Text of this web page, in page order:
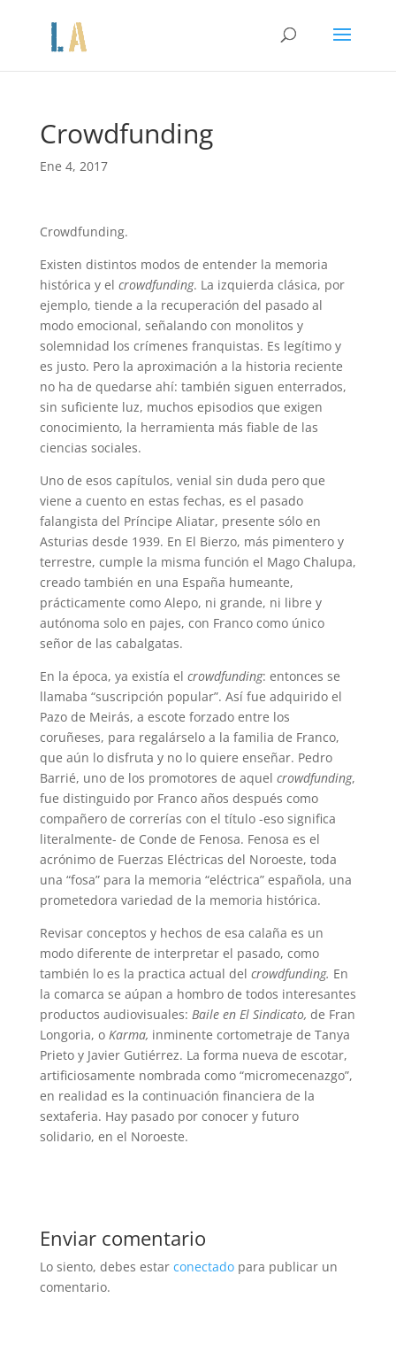
Crowdfunding
Ene 4, 2017
Crowdfunding.
Existen distintos modos de entender la memoria
histórica y el crowdfunding. La izquierda clásica, por
ejemplo, tiende a la recuperación del pasado al
modo emocional, señalando con monolitos y
solemnidad los crímenes franquistas. Es legítimo y
es justo. Pero la aproximación a la historia reciente
no ha de quedarse ahí: también siguen enterrados,
sin suficiente luz, muchos episodios que exigen
conocimiento, la herramienta más fiable de las
ciencias sociales.
Uno de esos capítulos, venial sin duda pero que
viene a cuento en estas fechas, es el pasado
falangista del Príncipe Aliatar, presente sólo en
Asturias desde 1939. En El Bierzo, más pimentero y
terrestre, cumple la misma función el Mago Chalupa,
creado también en una España humeante,
prácticamente como Alepo, ni grande, ni libre y
autónoma solo en pajes, con Franco como único
señor de las cabalgatas.
En la época, ya existía el crowdfunding: entonces se
llamaba “suscripción popular”. Así fue adquirido el
Pazo de Meirás, a escote forzado entre los
coruñeses, para regalárselo a la familia de Franco,
que aún lo disfruta y no lo quiere enseñar. Pedro
Barrié, uno de los promotores de aquel crowdfunding,
fue distinguido por Franco años después como
compañero de correrías con el título -eso significa
literalmente- de Conde de Fenosa. Fenosa es el
acrónimo de Fuerzas Eléctricas del Noroeste, toda
una “fosa” para la memoria “eléctrica” española, una
prometedora variedad de la memoria histórica.
Revisar conceptos y hechos de esa calaña es un
modo diferente de interpretar el pasado, como
también lo es la practica actual del crowdfunding. En
la comarca se aúpan a hombro de todos interesantes
productos audiovisuales: Baile en El Sindicato, de Fran
Longoria, o Karma, inminente cortometraje de Tanya
Prieto y Javier Gutiérrez. La forma nueva de escotar,
artificiosamente nombrada como “micromecenazgo”,
en realidad es la continuación financiera de la
sextaferia. Hay pasado por conocer y futuro
solidario, en el Noroeste.
Enviar comentario
Lo siento, debes estar conectadopara publicar un
comentario.